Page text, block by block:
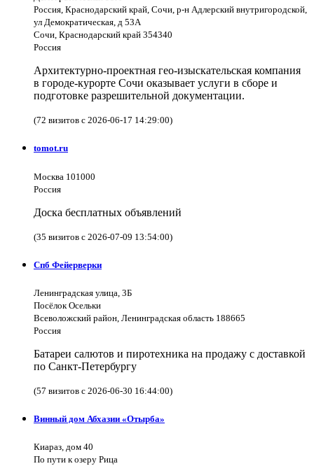
Россия, Краснодарский край, Сочи, р-н Адлерский внутригородской,
ул Демократическая, д 53А
Сочи, Краснодарский край 354340
Россия
Архитектурно-проектная гео-изыскательская компания
в городе-курорте Сочи оказывает услуги в сборе и
подготовке разрешительной документации.
(72 визитов с 2026-06-17 14:29:00)
tomot.ru
Москва 101000
Россия
Доска бесплатных объявлений
(35 визитов с 2026-07-09 13:54:00)
Спб Фейерверки
Ленинградская улица, 3Б
Посёлок Осельки
Всеволожский район, Ленинградская область 188665
Россия
Батареи салютов и пиротехника на продажу с доставкой
по Санкт-Петербургу
(57 визитов с 2026-06-30 16:44:00)
Винный дом Абхазии «Отырба»
Киараз, дом 40
По пути к озеру Рица